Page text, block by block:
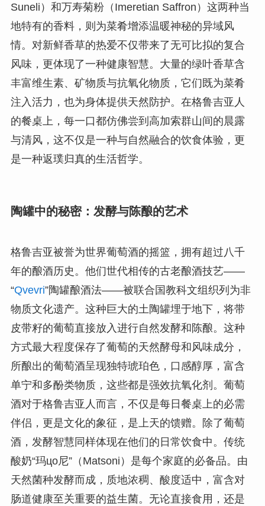
Suneli）和万寿菊粉（Imeretian Saffron）这两种当
地特有的香料，则为菜肴增添温暖神秘的异域风
情。对新鲜香草的热爱不仅带来了无可比拟的复合
风味，更体现了一种健康智慧。大量的绿叶香草含
丰富维生素、矿物质与抗氧化物质，它们既为菜肴
注入活力，也为身体提供天然防护。在格鲁吉亚人
的餐桌上，每一口都仿佛尝到高加索群山间的晨露
与清风，这不仅是一种与自然融合的饮食体验，更
是一种返璞归真的生活哲学。
陶罐中的秘密：发酵与陈酿的艺术
格鲁吉亚被誉为世界葡萄酒的摇篮，拥有超过八千
年的酿酒历史。他们世代相传的古老酿酒技艺——
“Qvevri”陶罐酿酒法——被联合国教科文组织列为非
物质文化遗产。这种巨大的土陶罐埋于地下，将带
皮带籽的葡萄直接放入进行自然发酵和陈酿。这种
方式最大程度保存了葡萄的天然酵母和风味成分，
所酿出的葡萄酒呈现独特琥珀色，口感醇厚，富含
单宁和多酚类物质，这些都是强效抗氧化剂。葡萄
酒对于格鲁吉亚人而言，不仅是每日餐桌上的必需
伴侣，更是文化的象征，是上天的馈赠。除了葡萄
酒，发酵智慧同样体现在他们的日常饮食中。传统
酸奶“玛цо尼”（Matsoni）是每个家庭的必备品。由
天然菌种发酵而成，质地浓稠、酸度适中，富含对
肠道健康至关重要的益生菌。无论直接食用，还是